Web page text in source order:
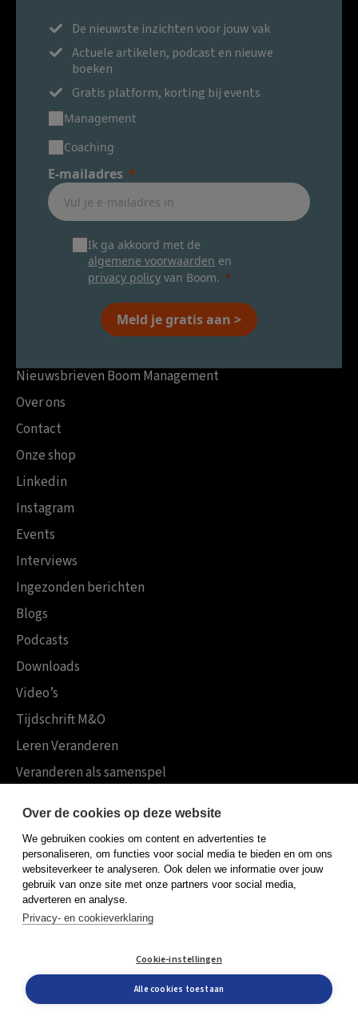
De nieuwste inzichten voor jouw vak
Actuele artikelen, podcast en nieuwe
boeken
Gratis platform, korting bij events
Management
Coaching
E-mailadres
Ik ga akkoord met de
algemene voorwaarden en
privacy policy van Boom.
Meld je gratis aan >
Nieuwsbrieven Boom Management
Over ons
Contact
Onze shop
Linkedin
Instagram
Events
Interviews
Ingezonden berichten
Blogs
Podcasts
Downloads
Video’s
Tijdschrift M&O
Leren Veranderen
Veranderen als samenspel
Koninklijke Boom uitgevers
Boom Psychologie
Boom Hoger Onderwijs
Privacy policy
Cookieverklaring
© Boom uitgevers 2026
Over de cookies op deze website
We gebruiken cookies om content en advertenties te
personaliseren, om functies voor social media te bieden en om ons
websiteverkeer te analyseren. Ook delen we informatie over jouw
gebruik van onze site met onze partners voor social media,
adverteren en analyse.
Privacy- en cookieverklaring
Cookie-instellingen
Alle cookies toestaan